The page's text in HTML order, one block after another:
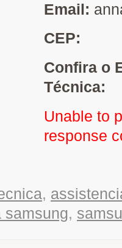
Email:
CEP:
Confira o
Técnica:
Unable to
response
,
samsung,